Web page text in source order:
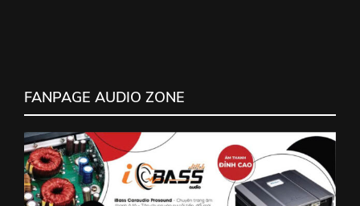
FANPAGE AUDIO ZONE